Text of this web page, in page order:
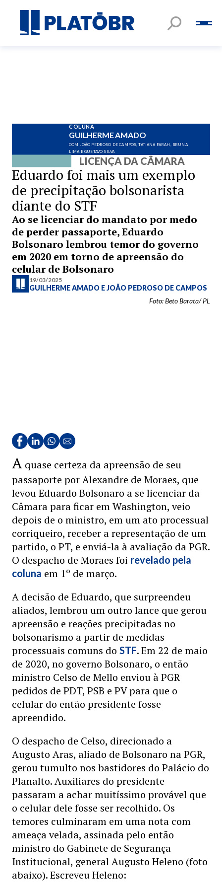
COLUNA
GUILHERME AMADO
COM JOÃO PEDROSO DE CAMPOS, TATIANA FARAH, BRUNA
LIMA E GUSTAVO SILVA
LICENÇA DA CÂMARA
Eduardo foi mais um exemplo
de precipitação bolsonarista
diante do STF
Ao se licenciar do mandato por medo
de perder passaporte, Eduardo
Bolsonaro lembrou temor do governo
em 2020 em torno de apreensão do
celular de Bolsonaro
19/03/2025
GUILHERME AMADO EJOÃO PEDROSO DE CAMPOS
Foto: Beto Barata/ PL
A quase certeza da apreensão de seu
passaporte por Alexandre de Moraes, que
levou Eduardo Bolsonaro a se licenciar da
Câmara para ficar em Washington, veio
depois de o ministro, em um ato processual
corriqueiro, receber a representação de um
partido, o PT, e enviá-la à avaliação da PGR.
O despacho de Moraes foi revelado pela
coluna em 1º de março.
A decisão de Eduardo, que surpreendeu
aliados, lembrou um outro lance que gerou
apreensão e reações precipitadas no
bolsonarismo a partir de medidas
processuais comuns do STF. Em 22 de maio
de 2020, no governo Bolsonaro, o então
ministro Celso de Mello enviou à PGR
pedidos de PDT, PSB e PV para que o
celular do então presidente fosse
apreendido.
O despacho de Celso, direcionado a
Augusto Aras, aliado de Bolsonaro na PGR,
gerou tumulto nos bastidores do Palácio do
Planalto. Auxiliares do presidente
passaram a achar muitíssimo provável que
o celular dele fosse ser recolhido. Os
temores culminaram em uma nota com
ameaça velada, assinada pelo então
ministro do Gabinete de Segurança
Institucional, general Augusto Heleno (foto
abaixo). Escreveu Heleno: